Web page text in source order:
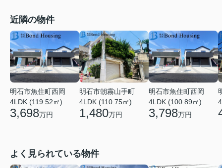
近隣の物件
明石市魚住町西岡
4LDK (119.52㎡)
3,698万円
明石市朝霧山手町
4LDK (110.75㎡)
1,480万円
明石市魚住町西岡
4LDK (100.89㎡)
3,798万円
よく見られている物件